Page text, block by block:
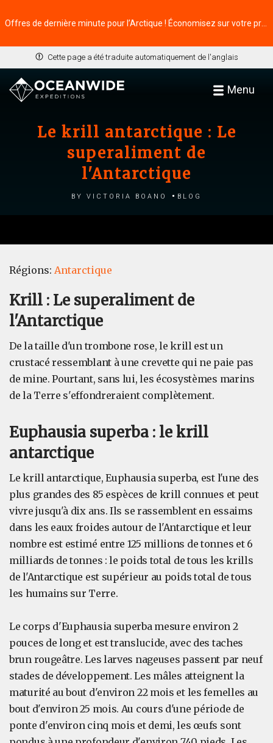
Cette page a été traduite automatiquement de l'anglais
Menu
Le krill antarctique : Le
superaliment de
l'Antarctique
by Victoria Boano Blog
Régions: Antarctique
Krill : Le superaliment de
l'Antarctique
De la taille d'un trombone rose, le krill est un
crustacé ressemblant à une crevette qui ne paie pas
de mine. Pourtant, sans lui, les écosystèmes marins
de la Terre s'effondreraient complètement.
Euphausia superba : le krill
antarctique
Le krill antarctique, Euphausia superba, est l'une des
plus grandes des 85 espèces de krill connues et peut
vivre jusqu'à dix ans. Ils se rassemblent en essaims
dans les eaux froides autour de l'Antarctique et leur
nombre est estimé entre 125 millions de tonnes et 6
milliards de tonnes : le poids total de tous les krills
de l'Antarctique est supérieur au poids total de tous
les humains sur Terre.
Le corps d'Euphausia superba mesure environ 2
pouces de long et est translucide, avec des taches
brun rougeâtre. Les larves nageuses passent par neuf
stades de développement. Les mâles atteignent la
maturité au bout d'environ 22 mois et les femelles au
bout d'environ 25 mois. Au cours d'une période de
ponte d'environ cinq mois et demi, les œufs sont